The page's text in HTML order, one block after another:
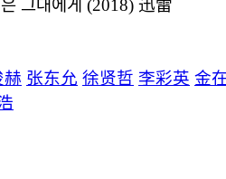
赫 张东允 徐贤哲 李彩英 金